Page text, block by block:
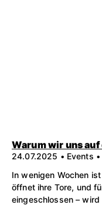
Warum wir uns
24.07.2025 • Events
In wenigen Wochen
öffnet ihre Tore, und
eingeschlossen – wird